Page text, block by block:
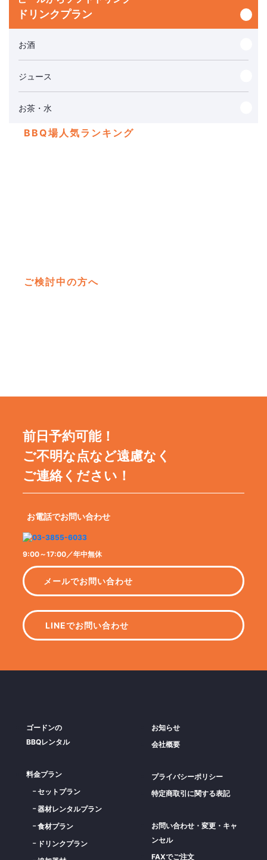
ドリンクプラン
お酒
ジュース
お茶・水
BBQ場人気ランキング
ご検討中の方へ
前日予約可能！
ご不明な点など遠慮なく
ご連絡ください！
お電話でお問い合わせ
9:00～17:00／年中無休
メールでお問い合わせ
LINEでお問い合わせ
ゴードンの
BBQレンタル
料金プラン
セットプラン
器材レンタルプラン
食材プラン
ドリンクプラン
お知らせ
会社概要
プライバシーポリシー
特定商取引に関する表記
お問い合わせ・変更・キャ
ンセル
FAXでご注文